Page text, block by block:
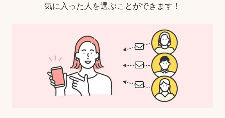
気に入った人を選ぶことができます！